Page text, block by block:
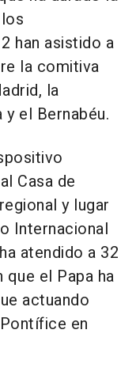
han asistido a
la comitiva
la
el Bernabéu.
Casa de
y lugar
Internacional
atendido a 32
el Papa ha
actuando
en